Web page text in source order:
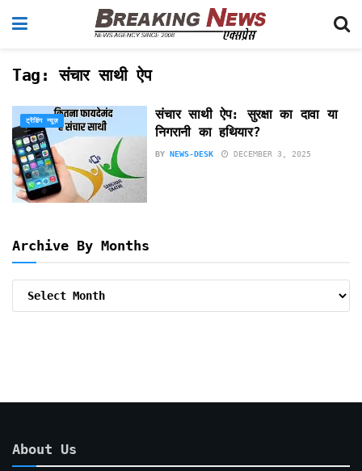
Tag:संचार साथी ऐप
ट्रेंडिंग न्यूज़
संचार साथी ऐप: सुरक्षा का दावा या
निगरानी का हथियार?
BY NEWS-DESK DECEMBER 3, 2025
Archive By Months
About Us